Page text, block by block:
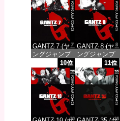
価格：¥100 価格：¥100
GANTZ 7 (ヤ
ングジャンプ
コミックス
DIGITAL)
価格：¥100
GANTZ 8 (ヤ
ングジャンプ
コミックス
DIGITAL)
価格：¥100
10位 11位